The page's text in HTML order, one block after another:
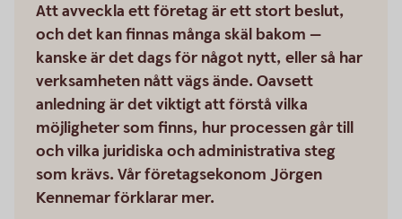
Att avveckla ett företag är ett stort beslut,
och det kan finnas många skäl bakom —
kanske är det dags för något nytt, eller så har
verksamheten nått vägs ände. Oavsett
anledning är det viktigt att förstå vilka
möjligheter som finns, hur processen går till
och vilka juridiska och administrativa steg
som krävs. Vår företagsekonom Jörgen
Kennemar förklarar mer.